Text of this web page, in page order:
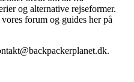
og alternative rejseformer.
forum og guides her på